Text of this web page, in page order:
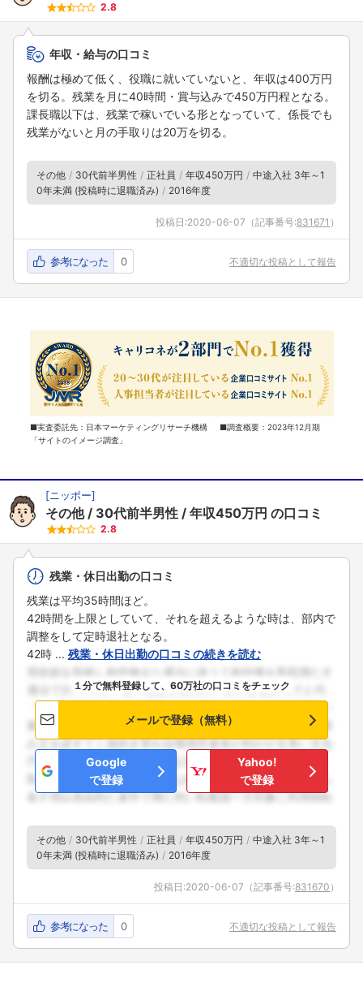
2.8
年収・給与の口コミ
報酬は極めて低く、役職に就いていないと、年収は400万円
を切る。残業を月に40時間・賞与込みで450万円程となる。
課長職以下は、残業で稼いでいる形となっていて、係長でも
残業がないと月の手取りは20万を切る。
その他 30代前半男性 正社員 年収450万円
中途入社 3年～1
0年未満 (投稿時に退職済み)
2016年度
投稿日:2020-06-07 （記事番号:831671 ）
参考になった 0 不適切な投稿として報告
■実査委託先：日本マーケティングリサーチ機構 ■調査概要：2023年12月期
「サイトのイメージ調査」
[ニッポー]
その他 30代前半男性 年収450万円 の口コミ
2.8
残業・休日出勤の口コミ
残業は平均35時間ほど。
42時間を上限としていて、それを超えるような時は、部内で
調整をして定時退社となる。
42時 ... 残業・休日出勤の口コミの続きを読む
１分で無料登録して、60万社の口コミをチェック
メールで登録（無料）
Google
で登録
Yahoo!
で登録
その他 30代前半男性 正社員 年収450万円
中途入社 3年～1
0年未満 (投稿時に退職済み)
2016年度
投稿日:2020-06-07 （記事番号:831670 ）
参考になった 0 不適切な投稿として報告